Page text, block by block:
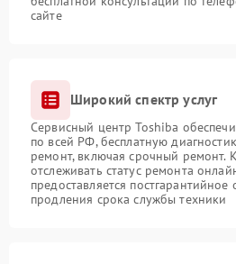
сайте
Широкий спектр услуг
Сервисный центр Toshiba
по всей РФ, бесплатную
ремонт, включая срочный ремонт.
отслеживать статус ремонта
предоставляется
продления срока службы техники